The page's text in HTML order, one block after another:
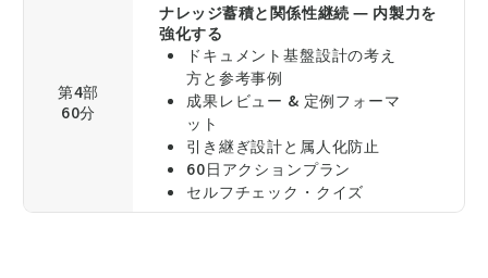
第4部
60分
ナレッジ蓄積と関係性継続 ― 内製力を
強化する
ドキュメント基盤設計の考え
方と参考事例
成果レビュー & 定例フォーマ
ット
引き継ぎ設計と属人化防止
60日アクションプラン
セルフチェック・クイズ